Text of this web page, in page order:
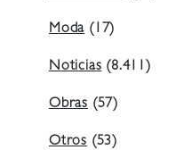
Moda (17)
Noticias (8.411)
Obras (57)
Otros (53)